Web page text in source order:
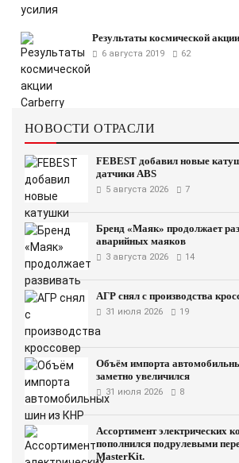
Результаты космической
6 августа 2019 62
НОВОСТИ ОТРАСЛИ
FEBEST добавил новые
датчики ABS
5 августа 2026 7
Бренд «Маяк» продолжает
аварийных маяков
3 августа 2026 14
АГР снял с производства
31 июля 2026 19
Объём импорта
заметно увеличился
31 июля 2026 8
Ассортимент электрических
пополнился подрулевыми
MasterKit.